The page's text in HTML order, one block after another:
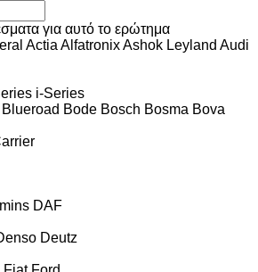
για αυτό το ερώτημα
Actia AlfatronixAshok Leyland Audi
i-Series
Blueroad Bode Bosch Bosma Bova
DAF
Deutz